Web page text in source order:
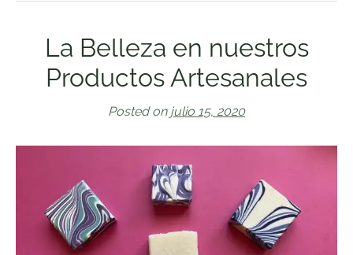
La Belleza en nuestros
Productos Artesanales
Posted on julio 15, 2020